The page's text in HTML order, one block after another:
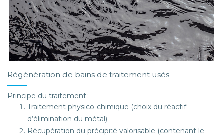
Régénération de bains de traitement usés
Principe du traitement :
Traitement physico-chimique (choix du réactif
d’élimination du métal)
Récupération du précipité valorisable (contenant le